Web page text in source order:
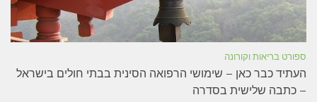
ספורט בריאות וקורונה
העתיד כבר כאן – שימושי הרפואה הסינית בבתי חולים בישראל
– כתבה שלישית בסדרה